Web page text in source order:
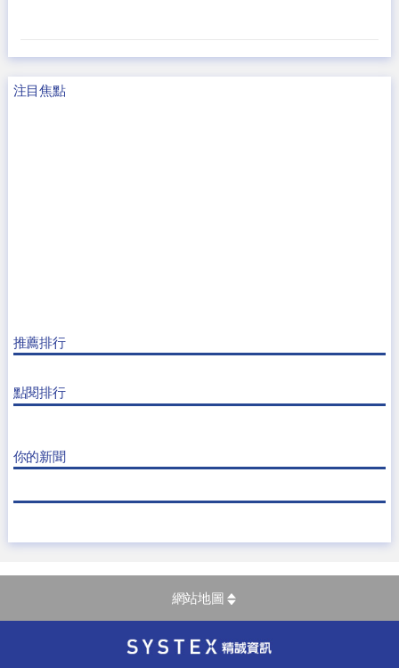
注目焦點
推薦排行
點閱排行
你的新聞
網站地圖